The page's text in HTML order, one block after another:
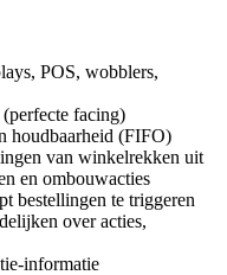
POS, wobblers,
facing)
houdbaarheid (FIFO)
van winkelrekken uit
en ombouwacties
bestellingen te triggeren
over acties,
informatie